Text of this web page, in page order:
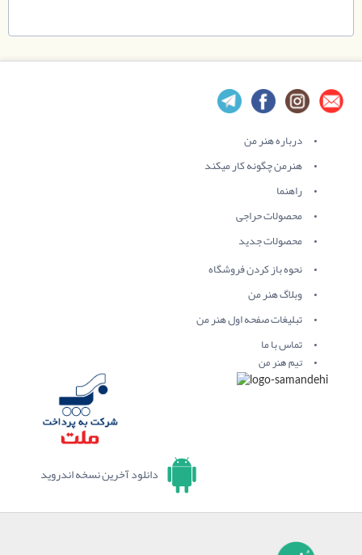
درباره هنر من
هنرمن چگونه کار میکند
راهنما
محصولات حراجی
محصولات جدید
نحوه باز کردن فروشگاه
وبلاگ هنر من
تبلیغات صفحه اول هنر من
تماس با ما
تیم هنر من
دانلود آخرین نسخه اندروید